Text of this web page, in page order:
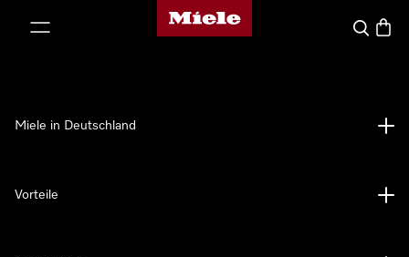
Miele-Homepage
Suche
Miele in Deutschland
Vorteile